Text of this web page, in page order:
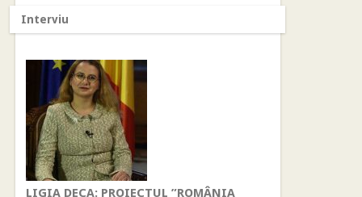
Interviu
LIGIA DECA: PROIECTUL ”ROMÂNIA